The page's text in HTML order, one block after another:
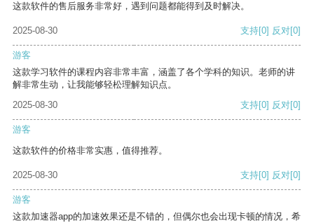
这款软件的售后服务非常好，遇到问题都能得到及时解决。
2025-08-30 支持[0] 反对[0]
游客
这款学习软件的课程内容非常丰富，涵盖了各个学科的知识。老师的讲
解非常生动，让我能够轻松理解知识点。
2025-08-30
支持[0] 反对[0]
游客
这款软件的价格非常实惠，值得推荐。
2025-08-30 支持[0] 反对[0]
游客
这款加速器app的加速效果还是不错的，但偶尔也会出现卡顿的情况，希